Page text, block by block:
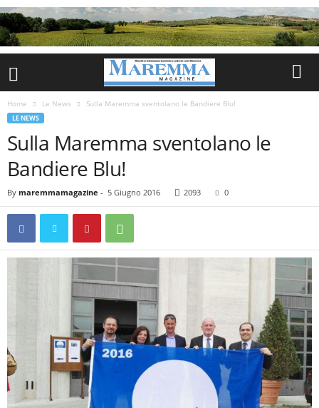
Home Le News Sulla Maremma sventolano le Bandiere Blu!
LE NEWS
Sulla Maremma sventolano le
Bandiere Blu!
By maremmamagazine - 5 Giugno 2016 2093 0